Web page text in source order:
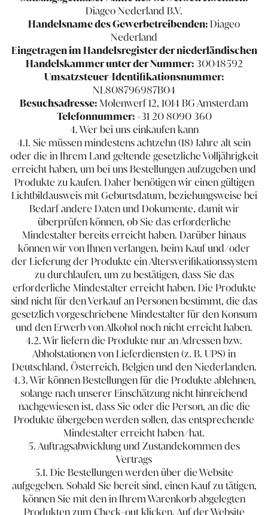
Diageo Nederland B.V.
Handelsname des Gewerbetreibenden: Diageo
Nederland
Eingetragen im Handelsregister der niederländischen
Handelskammer unter der Nummer:30048592
Umsatzsteuer-Identifikationsnummer:
NL808796987B04
Besuchsadresse: Molenwerf 12, 1014 BG Amsterdam
Telefonnummer: +31 20 8090 360
4. Wer bei uns einkaufen kann
4.1. Sie müssen mindestens achtzehn (18) Jahre alt sein
oder die in Ihrem Land geltende gesetzliche Volljährigkeit
erreicht haben, um bei uns Bestellungen aufzugeben und
Produkte zu kaufen. Daher benötigen wir einen gültigen
Lichtbildausweis mit Geburtsdatum, beziehungsweise bei
Bedarf andere Daten und Dokumente, damit wir
überprüfen können, ob Sie das erforderliche
Mindestalter bereits erreicht haben. Darüber hinaus
können wir von Ihnen verlangen, beim Kauf und/oder
der Lieferung der Produkte ein Altersverifikationssystem
zu durchlaufen, um zu bestätigen, dass Sie das
erforderliche Mindestalter erreicht haben. Die Produkte
sind nicht für den Verkauf an Personen bestimmt, die das
gesetzlich vorgeschriebene Mindestalter für den Konsum
und den Erwerb von Alkohol noch nicht erreicht haben.
4.2. Wir liefern die Produkte nur an Adressen ​bzw.
Abholstationen von Lieferdiensten (z. B. UPS) ​in
Deutschland, Österreich, Belgien und den Niederlanden.
4.3. Wir können Bestellungen für die Produkte ablehnen,
solange nach unserer Einschätzung nicht hinreichend
nachgewiesen ist, dass Sie oder die Person, an die die
Produkte übergeben werden sollen, das entsprechende
Mindestalter erreicht haben/hat.
5. Auftragsabwicklung und Zustandekommen des
Vertrags
5.1. Die Bestellungen werden über die Website
aufgegeben. Sobald Sie bereit sind, einen Kauf zu tätigen,
können Sie mit den in Ihrem Warenkorb abgelegten
Produkten zum Check​-​out klicken. Auf der Website